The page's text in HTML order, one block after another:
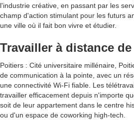
l'industrie créative, en passant par les
champ d'action stimulant pour les futurs
une ville où il fait bon vivre et étudier.
Travailler à distance
Poitiers : Cité universitaire millénaire,
de communication à la pointe, avec un
une connectivité Wi-Fi fiable. Les
travailler efficacement depuis n'importe
soit de leur appartement dans le centre
ou d'un espace de coworking high-tech.